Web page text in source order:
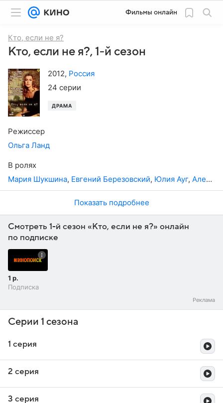
Фильмы онлайн
Кто, если не я?
Кто, если не я?, 1-й сезон
2012, Россия
24 серии
ДРАМА
Режиссер
Ольга Ланд
В ролях
Мария Шукшина, Евгений Березовский, Юлия Ауг, Алена Хмельницкая
Показать подробнее
Смотреть 1-й сезон «Кто, если не я?» онлайн
по подписке
1 р.
Подписка
Серии 1 сезона
1 серия
2 серия
3 серия